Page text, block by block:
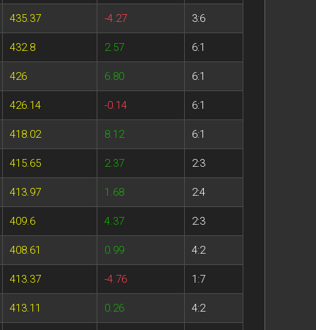
435.37 -4.27 3:6
432.8 2.57 6:1
426 6.80 6:1
426.14 -0.14 6:1
418.02 8.12 6:1
415.65 2.37 2:3
413.97 1.68 2:4
409.6 4.37 2:3
408.61 0.99 4:2
413.37 -4.76 1:7
413.11 0.26 4:2